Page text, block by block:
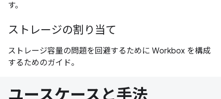
す。
ストレージの割り当て
ストレージ容量の問題を回避するために Workbox を構成
するためのガイド。